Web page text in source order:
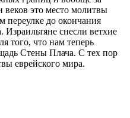
это место молитвы
переулке до окончания
снесли ветхие
того, что нам теперь
Стены Плача. С тех пор
еврейского мира.